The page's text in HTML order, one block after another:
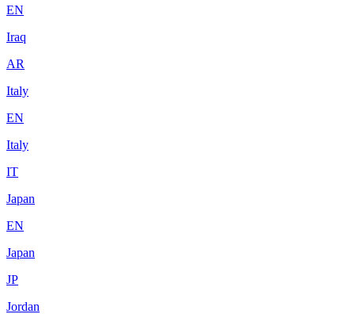
EN
Iraq
AR
Italy
EN
Italy
IT
Japan
EN
Japan
JP
Jordan